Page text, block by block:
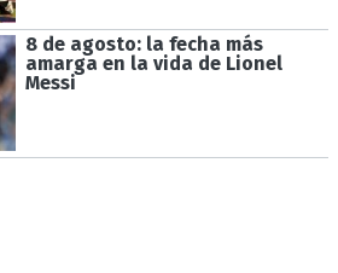
8 de agosto: la fecha más
amarga en la vida de Lionel
Messi